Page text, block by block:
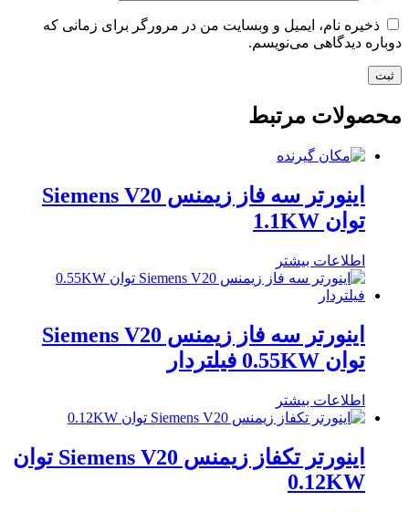
ذخیره نام، ایمیل و وبسایت من در مرورگر برای زمانی که
دوباره دیدگاهی می‌نویسم.
محصولات مرتبط
اینورتر سه فاز زیمنس Siemens V20
توان 1.1KW
اطلاعات بیشتر
اینورتر سه فاز زیمنس Siemens V20
توان 0.55KW فیلتردار
اطلاعات بیشتر
اینورتر تکفاز زیمنس Siemens V20 توان
0.12KW